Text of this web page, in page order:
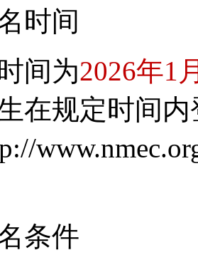
时间
间为2026年1
在规定时间
条件